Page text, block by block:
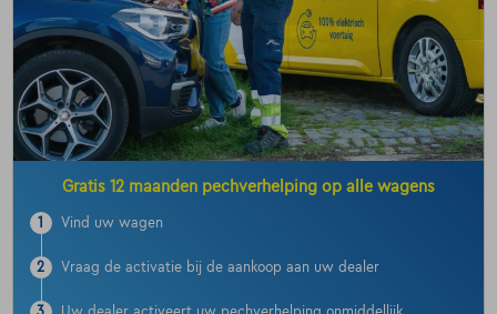
Gratis 12 maanden pechverhelping op alle wagens
1 Vind uw wagen
2 Vraag de activatie bij de aankoop aan uw dealer